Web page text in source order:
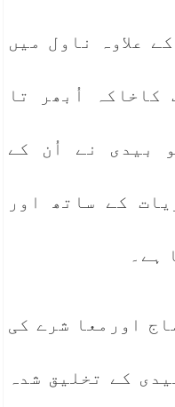
علاوہ ناول میں
کاخاکہ اُبھر تا
بیدی نے اُن کے
کے ساتھ اور
ہے۔
اورمعا شرے کی
کے تخلیق شدہ